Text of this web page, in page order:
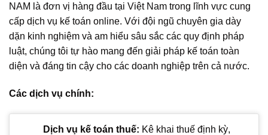
NAM là đơn vị hàng đầu tại Việt Nam trong lĩnh vực cung
cấp dịch vụ kế toán online. Với đội ngũ chuyên gia dày
dặn kinh nghiệm và am hiểu sâu sắc các quy định pháp
luật, chúng tôi tự hào mang đến giải pháp kế toán toàn
diện và đáng tin cậy cho các doanh nghiệp trên cả nước.
Các dịch vụ chính:
Dịch vụ kế toán thuế: Kê khai thuế định kỳ,